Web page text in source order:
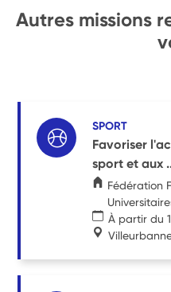
Autres missions
SPORT
Favoriser
sport et aux
Fédération
À partir du